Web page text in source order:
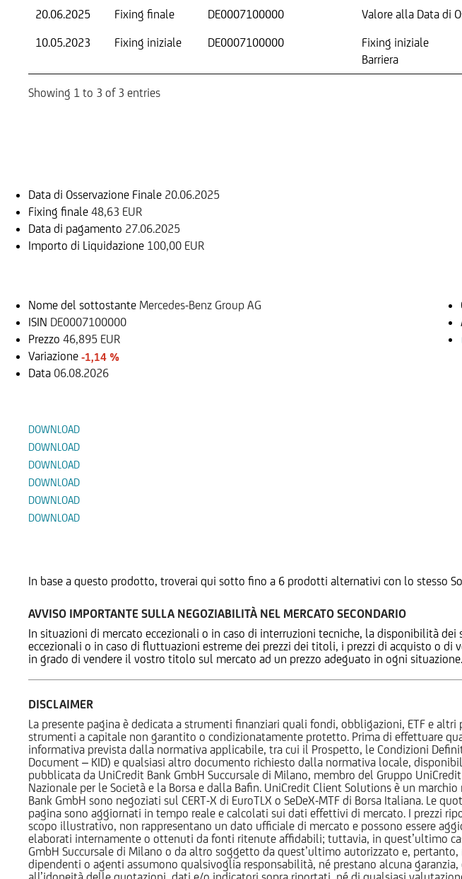
20.06.2025
Fixing finale DE0007100000 Valore alla Data di
10.05.2023
Fixing iniziale DE0007100000
Fixing iniziale
Barriera
Showing 1 to 3 of 3 entries
Data di Osservazione Finale 20.06.2025
Fixing finale 48,63 EUR
Data di pagamento 27.06.2025
Importo di Liquidazione 100,00 EUR
Nome del sottostante Mercedes-Benz Group AG
ISIN DE0007100000
Prezzo 46,895 EUR
Variazione -1,14 %
Data 06.08.2026
DOWNLOAD
DOWNLOAD
DOWNLOAD
DOWNLOAD
DOWNLOAD
DOWNLOAD
In base a questo prodotto, troverai qui sotto fino a 6 prodotti alternativi con lo stesso
AVVISO IMPORTANTE SULLA NEGOZIABILITÀ NEL MERCATO SECONDARIO
In situazioni di mercato eccezionali o in caso di interruzioni tecniche, la disponibilità
eccezionali o in caso di fluttuazioni estreme dei prezzi dei titoli, i prezzi di acquisto o
in grado di vendere il vostro titolo sul mercato ad un prezzo adeguato in ogni situazione.
DISCLAIMER
La presente pagina è dedicata a strumenti finanziari quali fondi, obbligazioni, ETF e
strumenti a capitale non garantito o condizionatamente protetto. Prima di effettuare
informativa prevista dalla normativa applicabile, tra cui il Prospetto, le Condizioni
Document – KID) e qualsiasi altro documento richiesto dalla normativa locale,
pubblicata da UniCredit Bank GmbH Succursale di Milano, membro del Gruppo
Nazionale per le Società e la Borsa e dalla Bafin. UniCredit Client Solutions è un
Bank GmbH sono negoziati sul CERT-X di EuroTLX o SeDeX-MTF di Borsa Italiana. Le
pagina sono aggiornati in tempo reale e calcolati sui dati effettivi di mercato. I prezzi
scopo illustrativo, non rappresentano un dato ufficiale di mercato e possono essere
elaborati internamente o ottenuti da fonti ritenute affidabili; tuttavia, in quest’ultimo
GmbH Succursale di Milano o da altro soggetto da quest’ultimo autorizzato e,
dipendenti o agenti assumono qualsivoglia responsabilità, né prestano alcuna